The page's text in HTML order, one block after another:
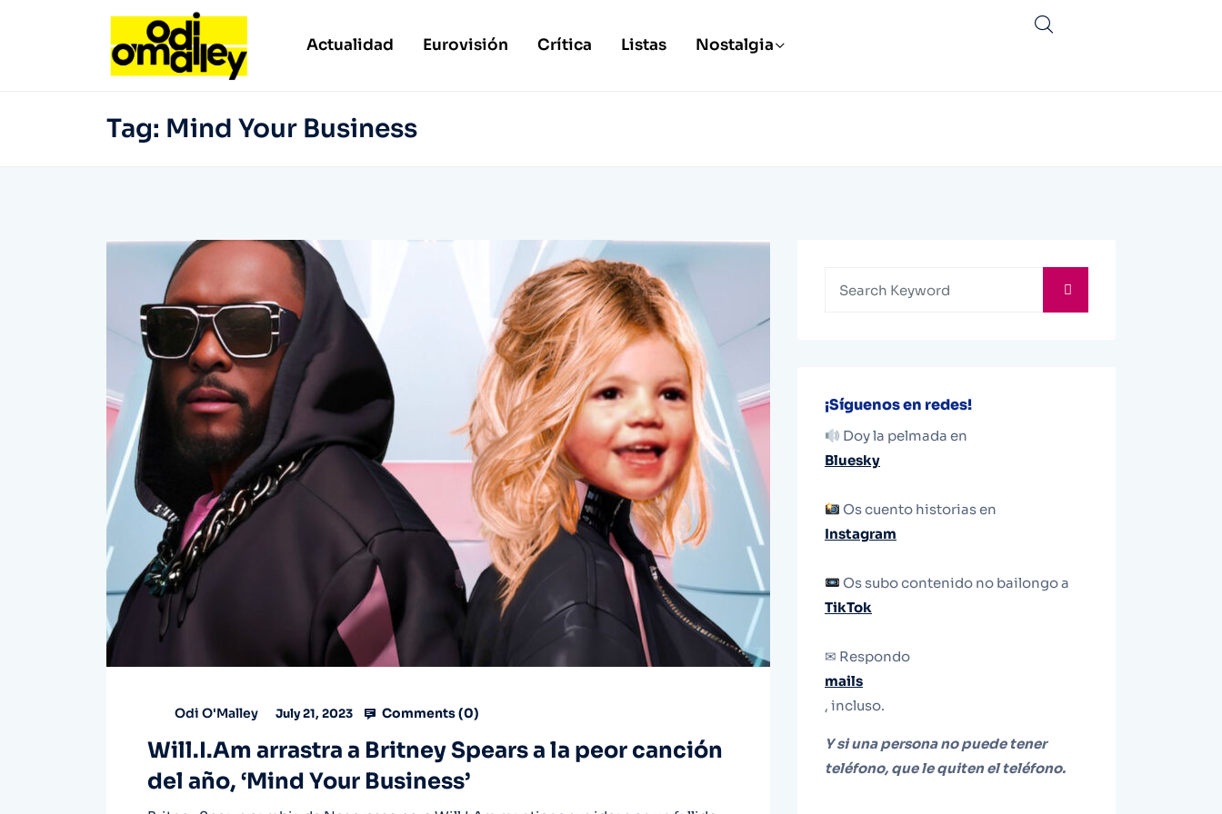
Actualidad Eurovisión Crítica Listas Nostalgia
Tag: Mind Your Business
Odi O'Malley July 21, 2023 Comments (0)
Will.I.Am arrastra a Britney Spears a la peor canción
del año, ‘Mind Your Business’
¡Síguenos en redes!
Doy la pelmada en
Bluesky
Os cuento historias en
Instagram
Os subo contenido no bailongo a
TikTok
✉ Respondo
mails
, incluso.
Y si una persona no puede tener
teléfono, que le quiten el teléfono.